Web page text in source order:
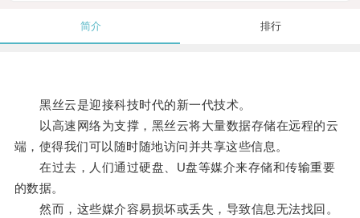
简介 排行
黑丝云是迎接科技时代的新一代技术。
以高速网络为支撑，黑丝云将大量数据存储在远程的云
端，使得我们可以随时随地访问并共享这些信息。
在过去，人们通过硬盘、U盘等媒介来存储和传输重要
的数据。
然而，这些媒介容易损坏或丢失，导致信息无法找回。